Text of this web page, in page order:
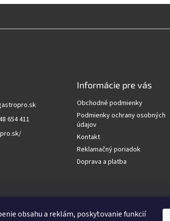
obsahu a reklám, poskytovanie funkcií
654 411
Informácie pre vás
Obchodné podmienky
Podmienky ochrany osobných
údajov
Kontakt
Reklamačný poriadok
Doprava a platba